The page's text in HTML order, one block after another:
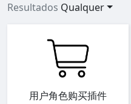
Resultados Qualquer
用户角色购买插件